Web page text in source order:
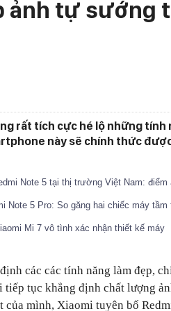
ảnh tự
rất tích cực hé lộ những tính
này sẽ chính thức
Note 5 tại thị trường Việt Nam:
Note 5 Pro: So găng hai chiếc máy
Mi 7 vô tình xác nhận thiết kế máy
các các tính năng làm đẹp,
tục khẳng định chất lượng
của mình, Xiaomi tuyên bố